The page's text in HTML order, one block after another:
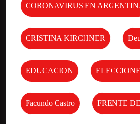
CORONAVIRUS EN
CRISTINA KIRCHNER
EDUCACION
Facundo Castro FRENTE